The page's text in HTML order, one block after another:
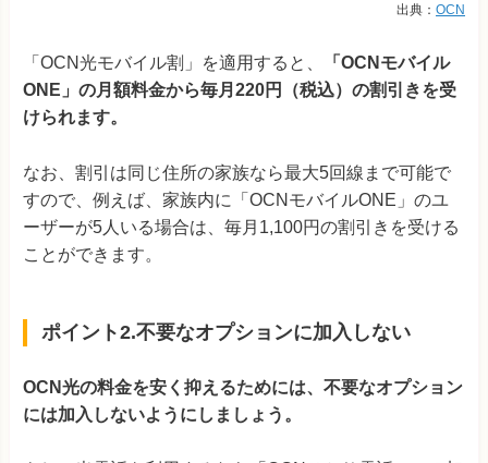
出典： OCN
「OCN光モバイル割」を適用すると、
「OCNモバイル
ONE」の月額料金から毎月220円（税込）の割引きを受
けられます。
なお、割引は同じ住所の家族なら最大5回線まで可能で
すので、例えば、家族内に「OCNモバイルONE」のユ
ーザーが5人いる場合は、毎月1,100円の割引きを受ける
ことができます。
ポイント2.不要なオプションに加入しない
OCN光の料金を安く抑えるためには、不要なオプション
には加入しないようにしましょう。